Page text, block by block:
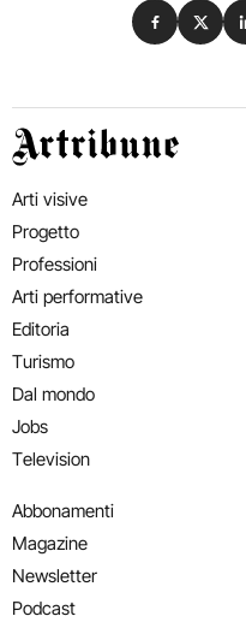
Condividi
Artribune
Arti visive
Progetto
Professioni
Arti performative
Editoria
Turismo
Dal mondo
Jobs
Television
Abbonamenti
Magazine
Newsletter
Podcast